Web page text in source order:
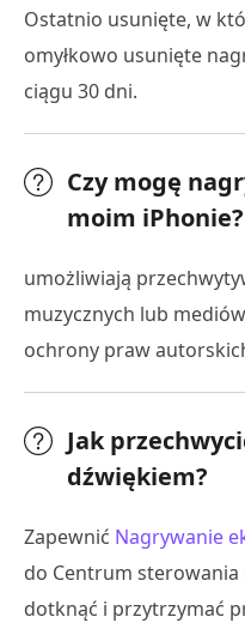
Ostatnio usunięte, w
omyłkowo usunięte
ciągu 30 dni.
Czy mogę
moim iPhonie?
umożliwiają
muzycznych lub
ochrony praw
Jak
dźwiękiem?
Zapewnić Nagrywanie
do Centrum sterowania
dotknąć i przytrzymać